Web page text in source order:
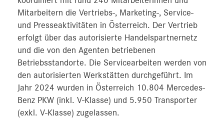
Mitarbeitern die Vertriebs-, Marketing-, Service-
und Presseaktivitäten in Österreich. Der Vertrieb
erfolgt über das autorisierte Handelspartnernetz
und die von den Agenten betriebenen
Betriebsstandorte. Die Servicearbeiten werden von
den autorisierten Werkstätten durchgeführt. Im
Jahr 2024 wurden in Österreich 10.804 Mercedes-
Benz PKW (inkl. V-Klasse) und 5.950 Transporter
(exkl. V-Klasse) zugelassen.